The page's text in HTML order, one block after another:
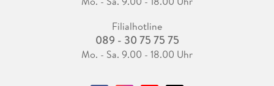
Filialhotline
089 - 30 75 75 75
Mo. - Sa. 9.00 - 18.00 Uhr